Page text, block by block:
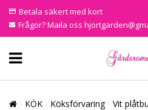
Betala säkert med kort
Frågor? Maila oss
KÖK Köksförvaring
Vit